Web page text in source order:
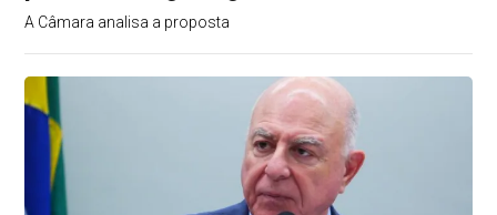
A Câmara analisa a proposta